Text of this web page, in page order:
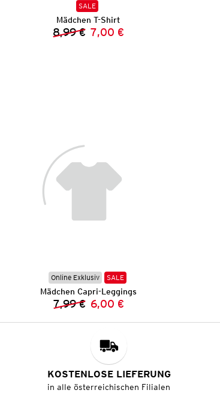
SALE
Mädchen T-Shirt
Vorheriger Preis:
8,99 € Neuer Preis:
7,00 €
Online Exklusiv SALE
Mädchen Capri-Leggings
Vorheriger Preis:
7,99 € Neuer Preis:
6,00 €
KOSTENLOSE LIEFERUNG
in alle österreichischen Filialen